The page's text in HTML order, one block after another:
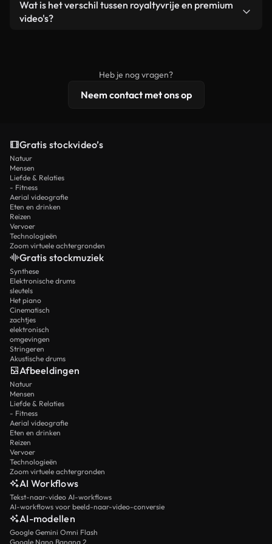
een losstaand product.
remixen. Zorg er wel voor dat het eindproduct
Wat is het verschil tussen royaltyvrije en premium
video's?
licentiebescherming omvat.
Heb je nog vragen?
Neem contact met ons op
Gratis stockvideo’s
Natuur
Mensen
Liefde & Relaties
- Fitness
Aerial videografie
Eten en drinken
Reizen
Vervoer
Technologieën
Zoom virtuele achtergronden
Gratis stockmuziek
Synthese
Elektronische drums
sleutels
Het piano
Cinematisch
zachtjes
elektronisch
omgevingen
Stringeren
Akustische drums
Afbeeldingen
Natuur
Mensen
Liefde & Relaties
- Fitness
Aerial videografie
Eten en drinken
Reizen
Vervoer
Technologieën
Zoom virtuele achtergronden
AI Workflows
Tekst-naar-video AI-workflows
AI-workflows voor beeld-naar-video-conversie
AI-modellen
Google Gemini Omni Flash
Google Nano Banana 2